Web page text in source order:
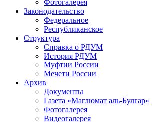
Фотогалерея
Законодательство
Федеральное
Республиканское
Структура
Справка о РДУМ
История РДУМ
Муфтии России
Мечети России
Архив
Документы
Газета «Маглюмат аль-Булгар»
Фотогалерея
Видеогалерея